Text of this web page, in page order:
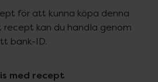
för att kunna köpa denna
recept kan du handla genom
bank-ID.
med recept